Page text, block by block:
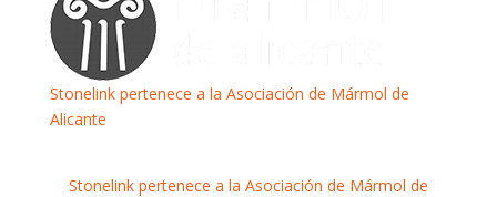
Stonelink pertenece a la Asociación de Mármol de
Alicante
Stonelink pertenece a la Asociación de Mármol de